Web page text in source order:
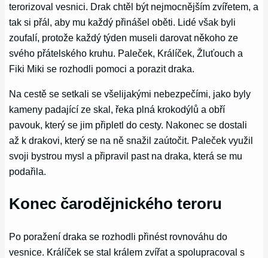
terorizoval vesnici. Drak chtěl být nejmocnějším zvířetem, a
tak si přál, aby mu každý přinášel oběti. Lidé však byli
zoufalí, protože každý týden museli darovat někoho ze
svého přátelského kruhu. Paleček, Králíček, Žluťouch a
Fiki Miki se rozhodli pomoci a porazit draka.
Na cestě se setkali se všelijakými nebezpečími, jako byly
kameny padající ze skal, řeka plná krokodýlů a obří
pavouk, který se jim připletl do cesty. Nakonec se dostali
až k drakovi, který se na ně snažil zaútočit. Paleček využil
svoji bystrou mysl a připravil past na draka, která se mu
podařila.
Konec čarodějnického teroru
Po poražení draka se rozhodli přinést rovnováhu do
vesnice. Králíček se stal králem zvířat a spolupracoval s